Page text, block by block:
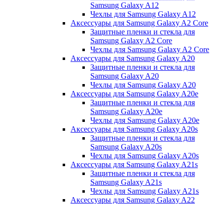
Samsung Galaxy A12
Чехлы для Samsung Galaxy A12
Аксессуары для Samsung Galaxy A2 Core
Защитные пленки и стекла для
Samsung Galaxy A2 Core
Чехлы для Samsung Galaxy A2 Core
Аксессуары для Samsung Galaxy A20
Защитные пленки и стекла для
Samsung Galaxy A20
Чехлы для Samsung Galaxy A20
Аксессуары для Samsung Galaxy A20e
Защитные пленки и стекла для
Samsung Galaxy A20e
Чехлы для Samsung Galaxy A20e
Аксессуары для Samsung Galaxy A20s
Защитные пленки и стекла для
Samsung Galaxy A20s
Чехлы для Samsung Galaxy A20s
Аксессуары для Samsung Galaxy A21s
Защитные пленки и стекла для
Samsung Galaxy A21s
Чехлы для Samsung Galaxy A21s
Аксессуары для Samsung Galaxy A22